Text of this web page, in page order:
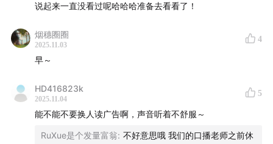
说起来一直没看过呢哈哈哈准备去看看了！
烟穗圈圈
2025.11.03
4
早～
HD416823k
2025.11.04
5
能不能不要换人读广告啊，声音听着不舒服～
RuXue是个发量富翁: 不好意思哦 我们的口播老师之前休